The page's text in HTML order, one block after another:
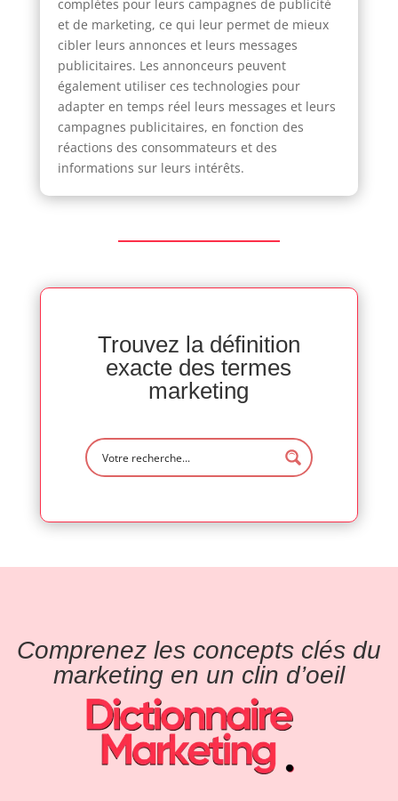
complètes pour leurs campagnes de publicité
et de marketing, ce qui leur permet de mieux
cibler leurs annonces et leurs messages
publicitaires. Les annonceurs peuvent
également utiliser ces technologies pour
adapter en temps réel leurs messages et leurs
campagnes publicitaires, en fonction des
réactions des consommateurs et des
informations sur leurs intérêts.
Trouvez la définition
exacte des termes
marketing
Comprenez les concepts clés du
marketing en un clin d’oeil